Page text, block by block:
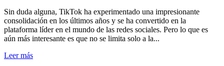
Sin duda alguna, TikTok ha experimentado una impresionante
consolidación en los últimos años y se ha convertido en la
plataforma líder en el mundo de las redes sociales. Pero lo que es
aún más interesante es que no se limita solo a la...
Leer más